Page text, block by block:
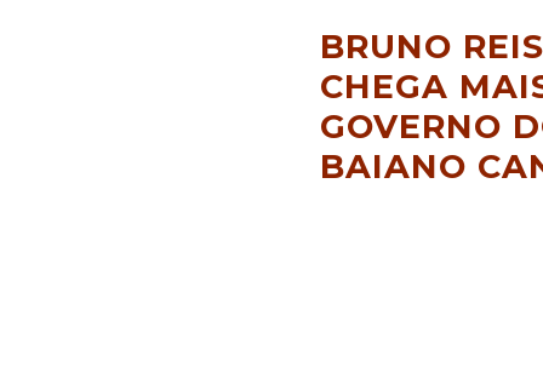
BRUNO
CHEGA
GOVERNO
BAIANO